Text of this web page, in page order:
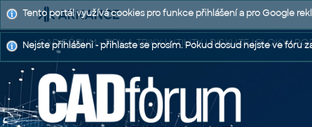
CAD FÓRUM - TIPY A TRIKY | UTILITY | DISKUZE | BLOKY |
Tento portál využívá cookies pro funkce přihlášení a pro Google
Nejste přihlášeni - přihlaste se prosím. Pokud dosud nejste ve fóru